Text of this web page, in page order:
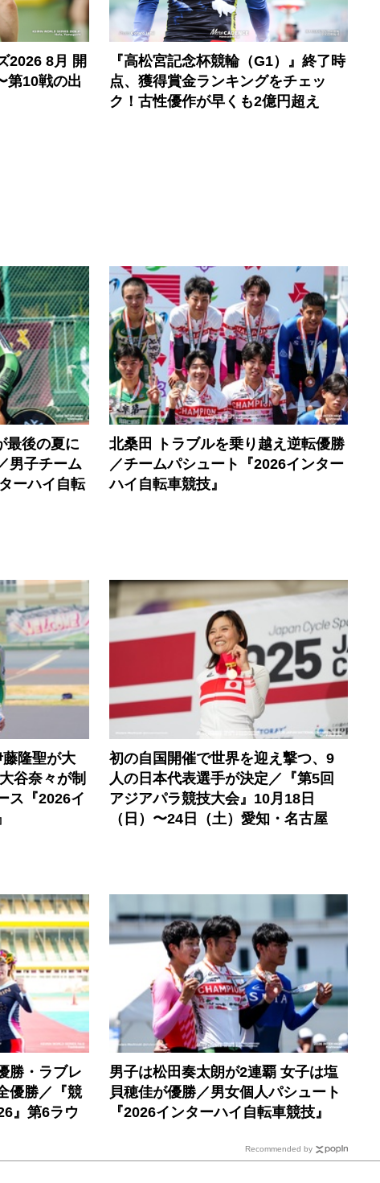
2026 8月 開
第10戦の出
『高松宮記念杯競輪（G1）』終了時
点、獲得賞金ランキングをチェッ
ク！古性優作が早くも2億円超え
最後の夏に
男子チーム
ーハイ自転
北桑田 トラブルを乗り越え逆転優勝
／チームパシュート『2026インター
ハイ自転車競技』
隆聖が大
谷奈々が制
ス『2026イ
初の自国開催で世界を迎え撃つ、9
人の日本代表選手が決定／『第5回
アジアパラ競技大会』10月18日
（日）〜24日（土）愛知・名古屋
勝・ラブレ
優勝／『競
』第6ラウ
男子は松田奏太朗が2連覇 女子は塩
貝穂佳が優勝／男女個人パシュート
『2026インターハイ自転車競技』
Recommended by